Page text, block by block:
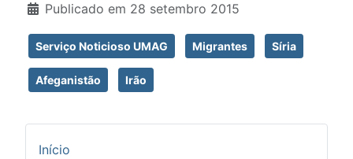
Publicado em 28 setembro 2015
Serviço Noticioso UMAG Migrantes Síria
Afeganistão Irão
Início